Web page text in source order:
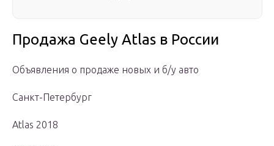
Продажа Geely Atlas в России
Объявления о продаже новых и б/у авто
Санкт-Петербург
Atlas 2018